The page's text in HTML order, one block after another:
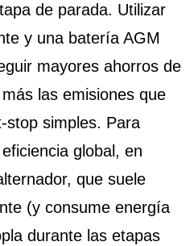
de parada. Utilizar
y una batería AGM
mayores ahorros de
las emisiones que
stop simples. Para
global, en
que suele
(y consume energía
durante las etapas